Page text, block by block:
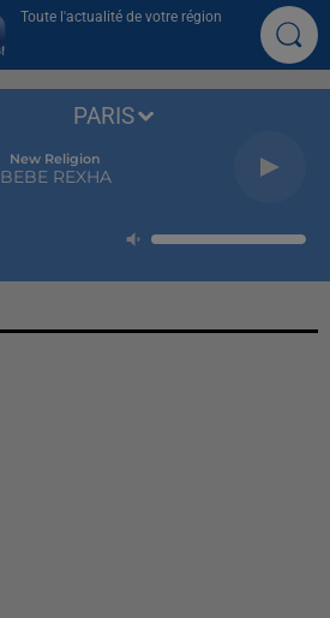
Toute l'actualité de votre région
New Religion
BEBE REXHA
PARIS